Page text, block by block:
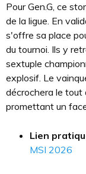
Pour Gen.G, ce
de la ligue. En
s'offre sa place
du tournoi. Ils y
sextuple
explosif. Le
décrochera le tout
promettant un
Lien
MSI 2026